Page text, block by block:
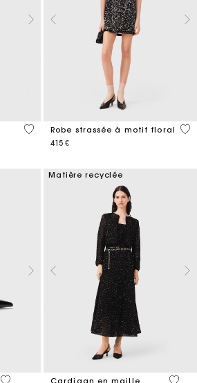
4,6 out of 5 Customer Rating
Robe strassée à motif floral
415 €
3,2
5 out of 5 Customer Rating
Matière recyclée
5 out